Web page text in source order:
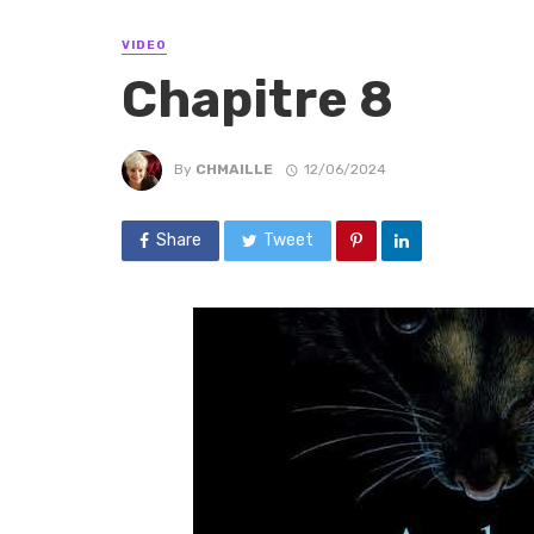
VIDEO
Chapitre 8
By CHMAILLE 12/06/2024
Share Tweet